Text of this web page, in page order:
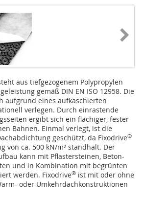
aus tiefgezogenem Polypropylen
gemäß DIN EN ISO 12958. Die
aufgrund eines aufkaschierten
verlegen. Durch einrastende
ergibt sich ein flächiger, fester
Bahnen. Einmal verlegt, ist die
geschützt, da Fixodrive®
von ca. 500 kN/m² standhält. Der
kann mit Pflastersteinen, Beton-
und in Kombination mit begrünten
werden. Fixodrive® ist mit oder ohne
oder Umkehrdachkonstruktionen